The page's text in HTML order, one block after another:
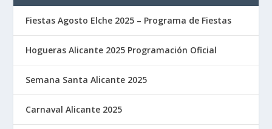
Fiestas Agosto Elche 2025 – Programa de Fiestas
Hogueras Alicante 2025 Programación Oficial
Semana Santa Alicante 2025
Carnaval Alicante 2025